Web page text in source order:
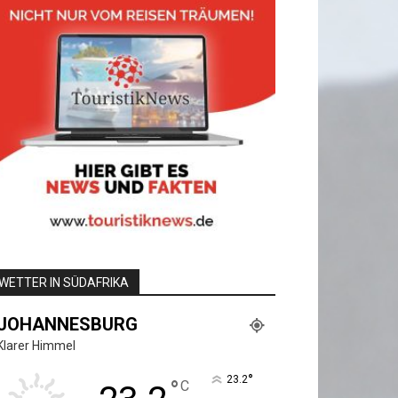
IN SÜDAFRIKA
Himmel
°C 23.2°